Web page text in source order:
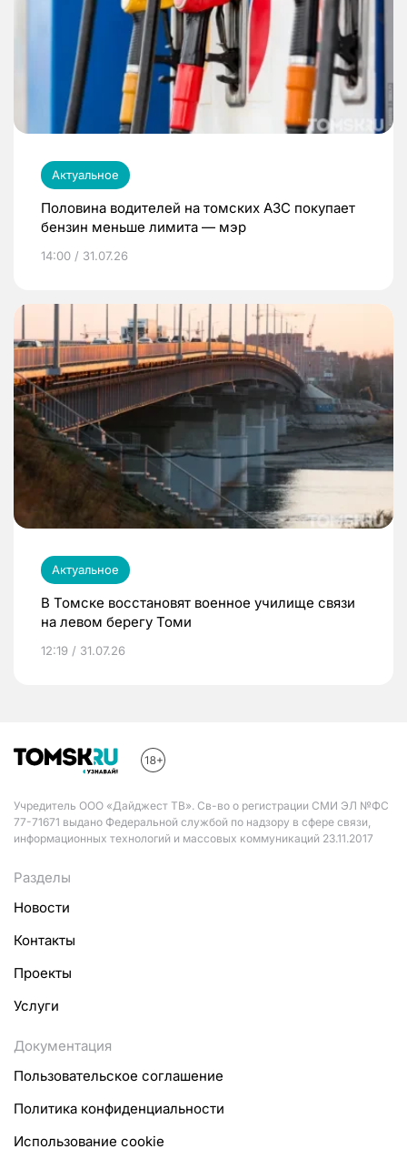
Актуальное
Половина водителей на томских АЗС покупает
бензин меньше лимита — мэр
14:00 / 31.07.26
Актуальное
В Томске восстановят военное училище связи
на левом берегу Томи
12:19 / 31.07.26
Учредитель ООО «Дайджест ТВ». Св-во о регистрации СМИ ЭЛ №ФС
77-71671 выдано Федеральной службой по надзору в сфере связи,
информационных технологий и массовых коммуникаций 23.11.2017
Разделы
Новости
Контакты
Проекты
Услуги
Документация
Пользовательское соглашение
Политика конфиденциальности
Использование cookie